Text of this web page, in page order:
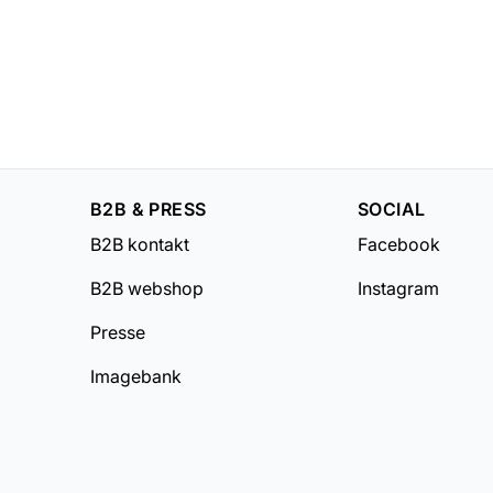
B2B & PRESS
B2B kontakt
B2B webshop
Presse
Imagebank
SOCIAL
Facebook
Instagram